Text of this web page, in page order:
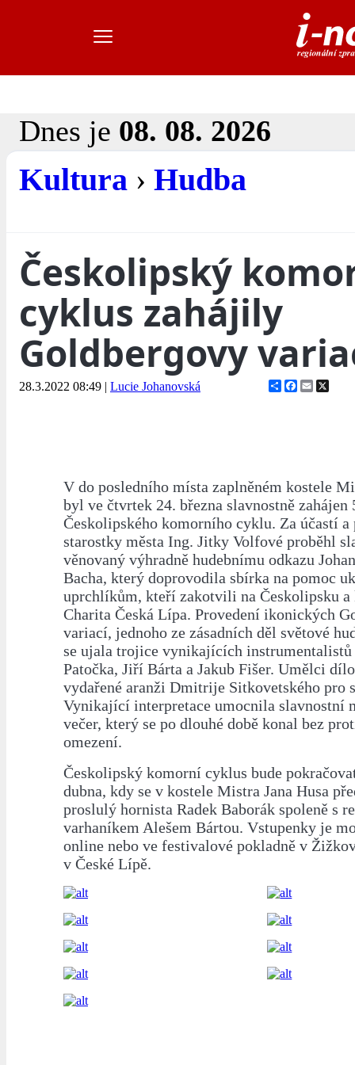
Dnes je 08. 08. 2026
Kultura › Hudba
Českolipský
cyklus zahájily
Goldbergovy
28.3.2022 08:49 | Lucie Johanovská ShareFacebook
Email
V do posledního místa zaplněném kostele
byl ve čtvrtek 24. března slavnostně zahájen
Českolipského komorního cyklu. Za účastí a
starostky města Ing. Jitky Volfové proběhl
věnovaný výhradně hudebnímu odkazu
Bacha, který doprovodila sbírka na pomoc
uprchlíkům, kteří zakotvili na Českolipsku a
Charita Česká Lípa. Provedení ikonických
variací, jednoho ze zásadních děl světové
se ujala trojice vynikajících instrumentalistů
Patočka, Jiří Bárta a Jakub Fišer. Umělci
vydařené aranži Dmitrije Sitkovetského pro
Vynikající interpretace umocnila slavnostní
večer, který se po dlouhé době konal bez
omezení.
Českolipský komorní cyklus bude
dubna, kdy se v kostele Mistra Jana Husa
proslulý hornista Radek Baborák spoleně s
varhaníkem Alešem Bártou. Vstupenky je
online nebo ve festivalové pokladně v
v České Lípě.